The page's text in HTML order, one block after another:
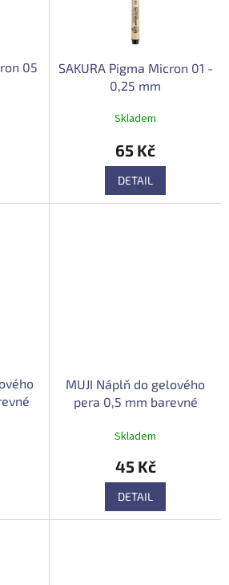
05
SAKURA Pigma Micron 01 -
0,25 mm
Průměrné
hodnocení
produktu
je
4,0
z
5
Skladem
65 Kč
DETAIL
MUJI Náplň do gelového
pera 0,5 mm barevné
Skladem
45 Kč
DETAIL